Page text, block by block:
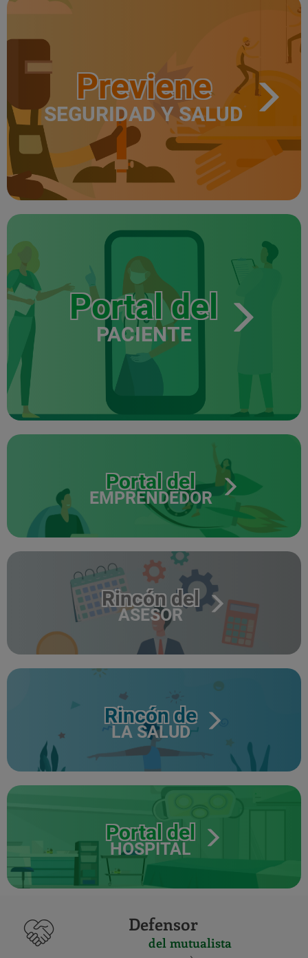
Previene
SEGURIDAD Y SALUD
Portal del
PACIENTE
Portal del
EMPRENDEDOR
Rincón del
ASESOR
Rincón de
LA SALUD
Portal del
HOSPITAL
Defensor
del mutualista